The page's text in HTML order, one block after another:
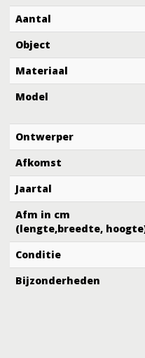
Aantal
Object
Materiaal
Model
Ontwerper
Afkomst
Jaartal
Afm in cm
(lengte,breedte,
Conditie
Bijzonderheden